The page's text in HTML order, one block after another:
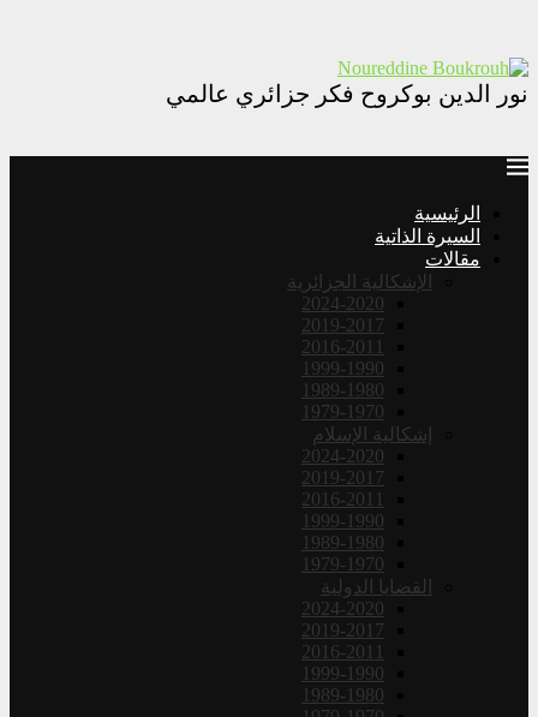
نور الدين بوكروح فكر جزائري عالمي
الرئيسية
السيرة الذاتية
مقالات
الإشكالية الجزائرية
2024-2020
2019-2017
2016-2011
1999-1990
1989-1980
1979-1970
إشكالية الإسلام
2024-2020
2019-2017
2016-2011
1999-1990
1989-1980
1979-1970
القضايا الدولية
2024-2020
2019-2017
2016-2011
1999-1990
1989-1980